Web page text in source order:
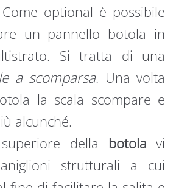
optional è possibile
un pannello botola in
Si tratta di una
a scomparsa. Una volta
la scala scompare e
alcunché.
della botola vi
strutturali a cui